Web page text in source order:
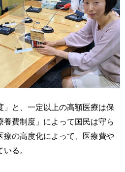
」と、一定以上の高額医療は保
養費制度」によって国民は守ら
療の高度化によって、医療費や
る。